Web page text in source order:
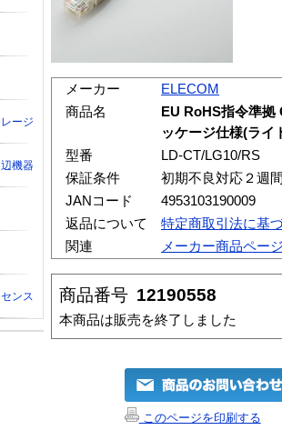
メーカー
ELECOM
商品名
EU RoHS指令準拠
ッケージ仕様(ライ
型番
LD-CT/LG10/RS
保証条件
初期不良対応２週
JANコード
4953103190009
返品について
特定商取引法に基
関連
メーカー商品ペー
商品番号 12190558
本商品は販売を終了しました
このページを印刷する
ージ
機器
ンス